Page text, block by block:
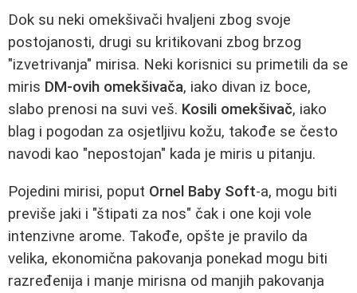
Dok su neki omekšivači hvaljeni zbog svoje
postojanosti, drugi su kritikovani zbog brzog
"izvetrivanja" mirisa. Neki korisnici su primetili da se
miris DM-ovih omekšivača, iako divan iz boce,
slabo prenosi na suvi veš. Kosili omekšivač, iako
blag i pogodan za osjetljivu kožu, takođe se često
navodi kao "nepostojan" kada je miris u pitanju.
Pojedini mirisi, poput Ornel Baby Soft-a, mogu biti
previše jaki i "štipati za nos" čak i one koji vole
intenzivne arome. Takođe, opšte je pravilo da
velika, ekonomična pakovanja ponekad mogu biti
razređenija i manje mirisna od manjih pakovanja